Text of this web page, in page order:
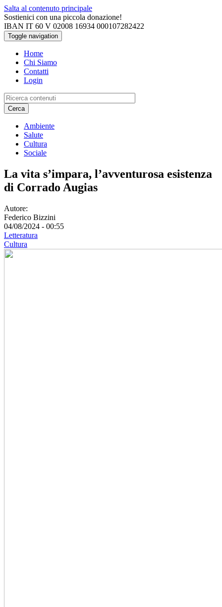
Salta al contenuto principale
Sostienici con una piccola donazione!
IBAN IT 60 V 02008 16934 000107282422
Toggle navigation
Home
Chi Siamo
Contatti
Login
Cerca
Ambiente
Salute
Cultura
Sociale
La vita s’impara, l’avventurosa esistenza
di Corrado Augias
Autore:
Federico Bizzini
04/08/2024 - 00:55
Letteratura
Cultura